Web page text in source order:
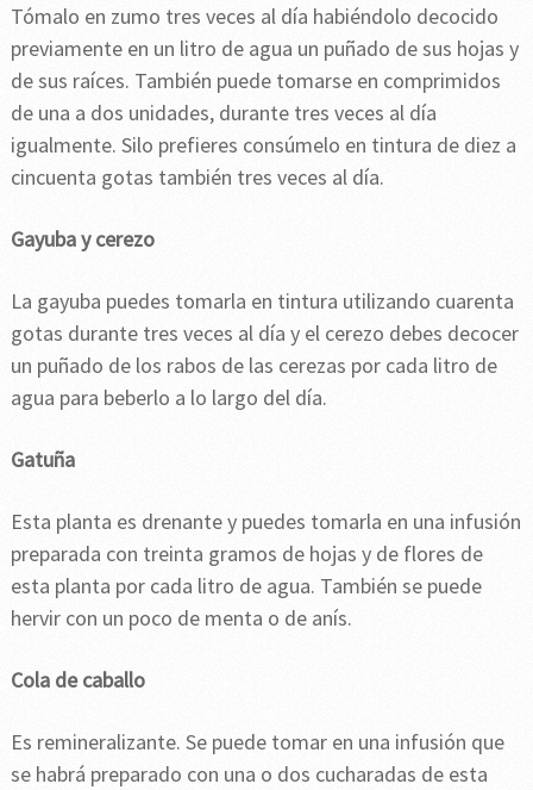
Tómalo en zumo tres veces al día habiéndolo decocido
previamente en un litro de agua un puñado de sus hojas y
de sus raíces. También puede tomarse en comprimidos
de una a dos unidades, durante tres veces al día
igualmente. Silo prefieres consúmelo en tintura de diez a
cincuenta gotas también tres veces al día.
Gayuba y cerezo
La gayuba puedes tomarla en tintura utilizando cuarenta
gotas durante tres veces al día y el cerezo debes decocer
un puñado de los rabos de las cerezas por cada litro de
agua para beberlo a lo largo del día.
Gatuña
Esta planta es drenante y puedes tomarla en una infusión
preparada con treinta gramos de hojas y de flores de
esta planta por cada litro de agua. También se puede
hervir con un poco de menta o de anís.
Cola de caballo
Es remineralizante. Se puede tomar en una infusión que
se habrá preparado con una o dos cucharadas de esta